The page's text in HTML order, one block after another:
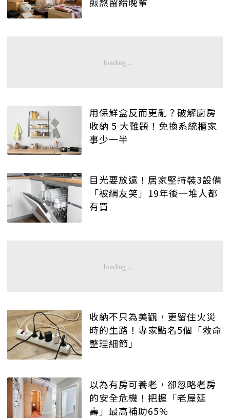
用保鮮盒反而更亂？破解廚房
收納 5 大難題！免換系統櫃家
事少一半
目光要放遠！居家堅持裝3設備
「被網友笑」19年後一堆人都
有買
收納不只為美觀，更留住火災
時的生路！專家點名5個「救命
整理細節」
以為有房可養老，卻忽略老房
的安全危機！把握「老屋延
壽」最高補助65%